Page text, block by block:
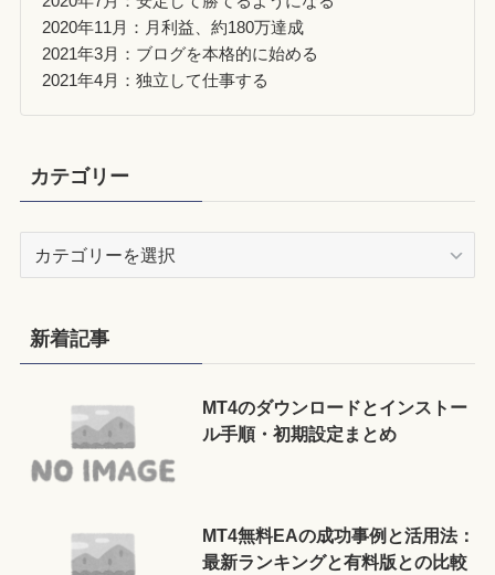
2020年11月：月利益、約180万達成
2021年3月：ブログを本格的に始める
2021年4月：独立して仕事する
カテゴリー
リ
ー
新着記事
MT4のダウンロードとインストー
ル手順・初期設定まとめ
MT4無料EAの成功事例と活用法：
最新ランキングと有料版との比較